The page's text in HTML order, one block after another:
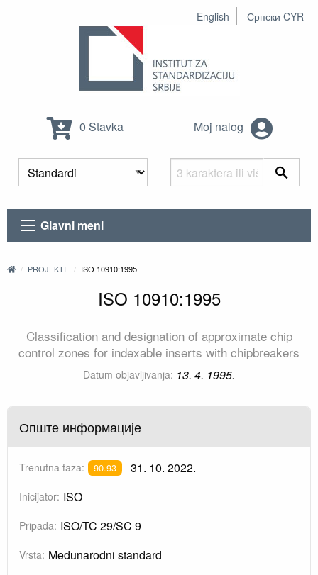
English Српски CYR
0 Stavka Moj nalog
Glavni meni
PROJEKTI ISO 10910:1995
ISO 10910:1995
Classification and designation of approximate chip
control zones for indexable inserts with chipbreakers
Datum objavljivanja: 13. 4. 1995.
Опште информације
Trenutna faza: 90.93 31. 10. 2022.
Inicijator: ISO
Pripada: ISO/TC 29/SC 9
Vrsta: Međunarodni standard